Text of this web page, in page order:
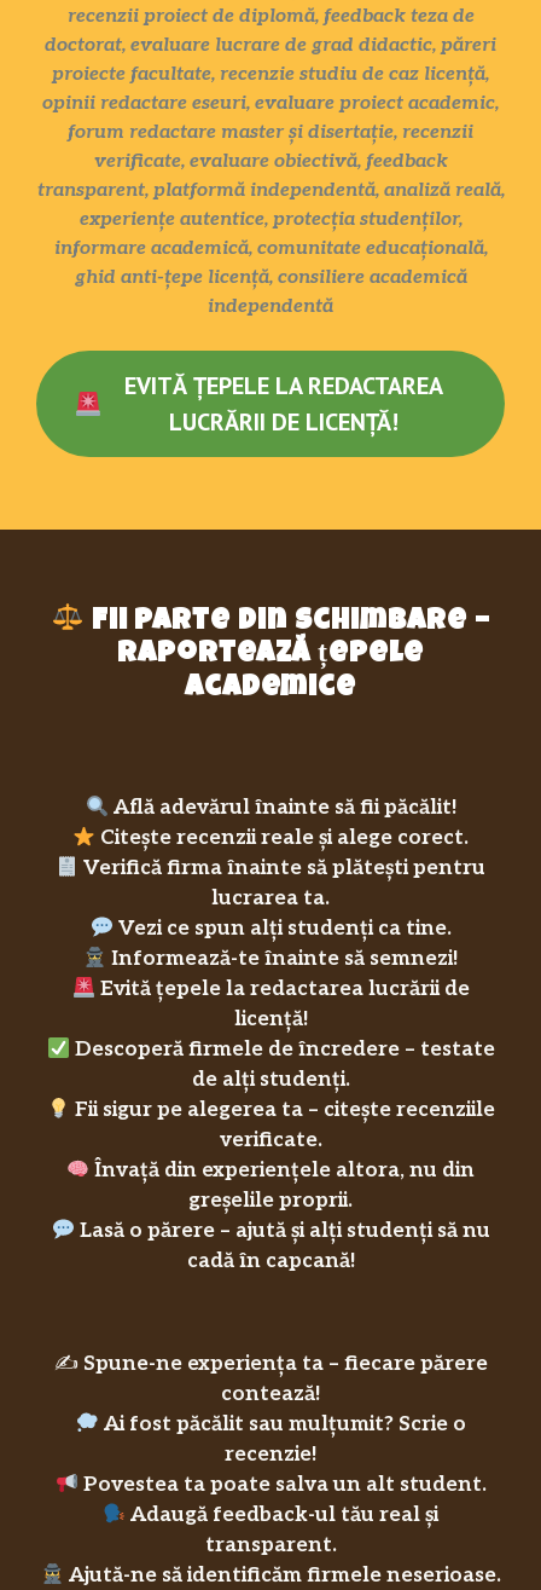
recenzii proiect de diplomă, feedback teza de
doctorat, evaluare lucrare de grad didactic, păreri
proiecte facultate, recenzie studiu de caz licență,
opinii redactare eseuri, evaluare proiect academic,
forum redactare master și disertație, recenzii
verificate, evaluare obiectivă, feedback
transparent, platformă independentă, analiză reală,
experiențe autentice, protecția studenților,
informare academică, comunitate educațională,
ghid anti-țepe licență, consiliere academică
independentă
EVITĂ ȚEPELE LA REDACTAREA
LUCRĂRII DE LICENȚĂ!
Fii parte din schimbare –
raportează țepele
academice
Află adevărul înainte să fii păcălit!
Citește recenzii reale și alege corect.
Verifică firma înainte să plătești pentru
lucrarea ta.
Vezi ce spun alți studenți ca tine.
Informează-te înainte să semnezi!
Evită țepele la redactarea lucrării de
licență!
Descoperă firmele de încredere – testate
de alți studenți.
Fii sigur pe alegerea ta – citește recenziile
verificate.
Învață din experiențele altora, nu din
greșelile proprii.
Lasă o părere – ajută și alți studenți să nu
cadă în capcană!
✍️ Spune-ne experiența ta – fiecare părere
contează!
Ai fost păcălit sau mulțumit? Scrie o
recenzie!
Povestea ta poate salva un alt student.
Adaugă feedback-ul tău real și
transparent.
Ajută-ne să identificăm firmele neserioase.